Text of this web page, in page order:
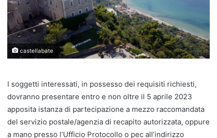
castellabate
I soggetti interessati, in possesso dei requisiti richiesti,
dovranno presentare entro e non oltre il 5 aprile 2023
apposita istanza di partecipazione a mezzo raccomandata
del servizio postale/agenzia di recapito autorizzata, oppure
a mano presso l’Ufficio Protocollo o pec all’indirizzo